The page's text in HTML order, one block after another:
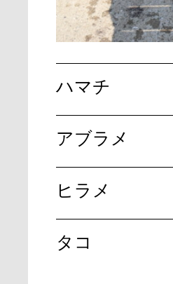
ハマチ
アブラメ
ヒラメ
タコ